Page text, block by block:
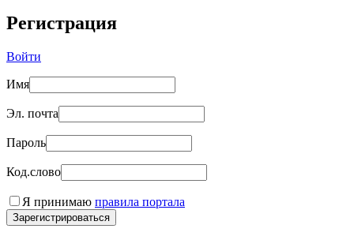
Регистрация
Войти
Имя
Эл. почта
Пароль
Код.слово
Я принимаю правила портала
Зарегистрироваться